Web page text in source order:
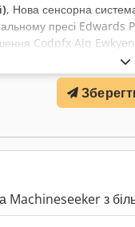
, Нова сенсорна
пресі
Codpfx Ajq
тонн / 3100 мм Нова
–
6 осей) Верстат у
для
Machineseeker з